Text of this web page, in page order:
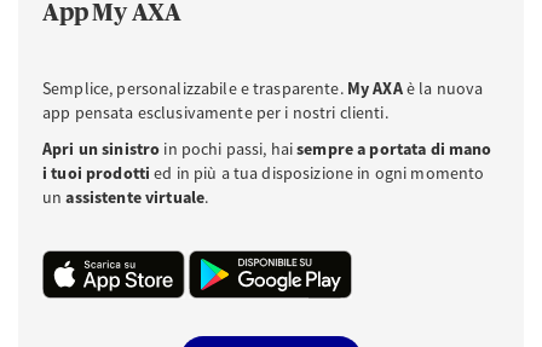
App My AXA
Semplice, personalizzabile e trasparente. My AXAè la nuova
app pensata esclusivamente per i nostri clienti.
Apri un sinistro in pochi passi, haisempre a portata di mano
i tuoi prodotti ed in più a tua disposizione in ogni momento
unassistente virtuale.
Download APP iOS da Apple StoreDownload APP Android da Play Store